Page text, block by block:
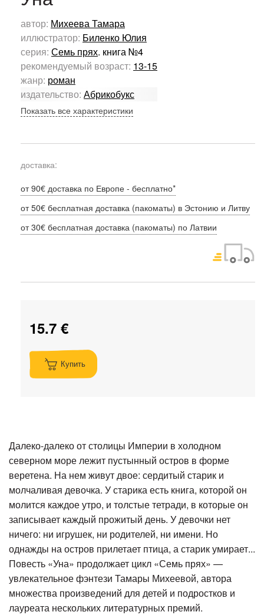
автор: Михеева Тамара
иллюстратор: Биленко Юлия
серия: Семь прях. книга №4
рекомендуемый возраст: 13-15
жанр: роман
издательство: Абрикобукс
Показать все характеристики
доставка:
от 90€ доставка по Европе - бесплатно*
от 50€ бесплатная доставка (пакоматы) в Эстонию и Литву
от 30€ бесплатная доставка (пакоматы) по Латвии
15.7 €
Купить
Далеко-далеко от столицы Империи в холодном
северном море лежит пустынный остров в форме
веретена. На нем живут двое: сердитый старик и
молчаливая девочка. У старика есть книга, которой он
молится каждое утро, и толстые тетради, в которые он
записывает каждый прожитый день. У девочки нет
ничего: ни игрушек, ни родителей, ни имени. Но
однажды на остров прилетает птица, а старик умирает...
Повесть «Уна» продолжает цикл «Семь прях» —
увлекательное фэнтези Тамары Михеевой, автора
множества произведений для детей и подростков и
лауреата нескольких литературных премий.